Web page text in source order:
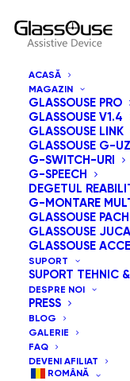
ACASĂ
MAGAZIN
GLASSOUSE PRO
GLASSOUSE V1.4
GLASSOUSE LINK
GLASSOUSE G-
G-SWITCH-URI
G-SPEECH
DEGETUL
G-MONTARE
GLASSOUSE
GLASSOUSE
GLASSOUSE
SUPORT
SUPORT TEHNIC
DESPRE NOI
PRESS
BLOG
GALERIE
FAQ
DEVENI AFILIAT
ROMÂNĂ
Arată
Sortează
Sortează